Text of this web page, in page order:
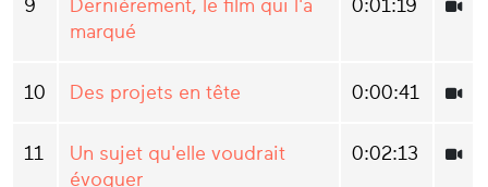
9
Dernièrement, le film qui l'a
marqué
0:01:19
10 Des projets en tête 0:00:41
11
Un sujet qu'elle voudrait
évoquer
0:02:13